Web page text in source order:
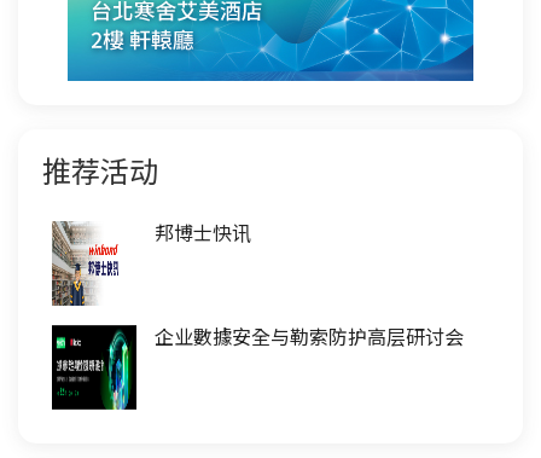
推荐活动
邦博士快讯
企业數據安全与勒索防护高层研讨会